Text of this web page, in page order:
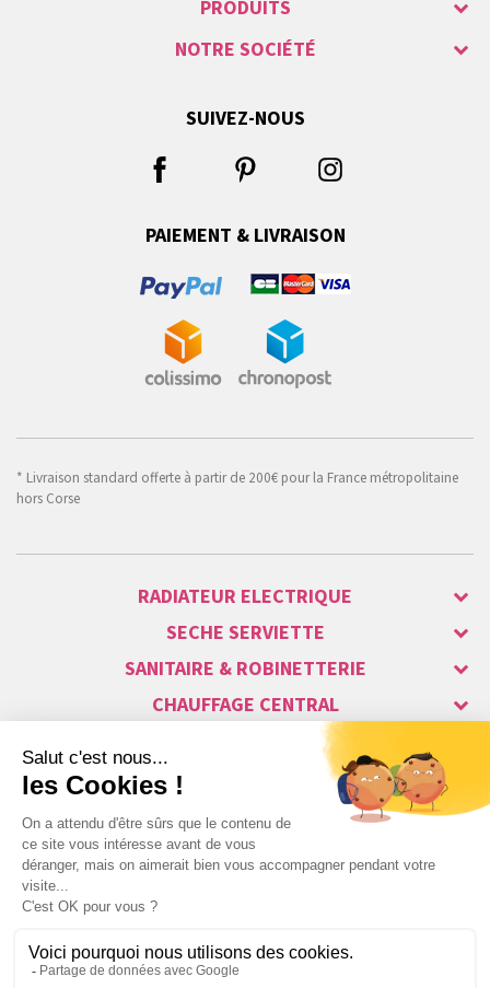
PRODUITS
NOTRE SOCIÉTÉ
SUIVEZ-NOUS
PAIEMENT & LIVRAISON
* Livraison standard offerte à partir de 200€ pour la France métropolitaine
hors Corse
RADIATEUR ELECTRIQUE
SECHE SERVIETTE
SANITAIRE & ROBINETTERIE
CHAUFFAGE CENTRAL
ALARME & SÉCURITÉ
MAISON CONNECTÉE
VISIOPHONE & INTERPHONE
LUMINAIRES & ECLAIRAGE